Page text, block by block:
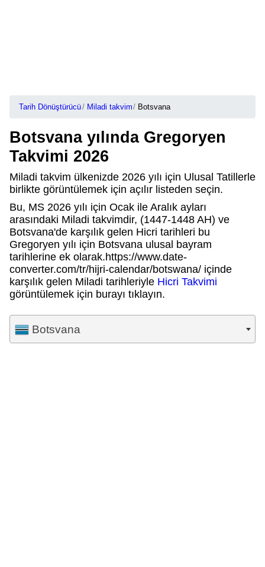
Tarih Dönüştürücü Miladi takvim Botsvana
Botsvana yılında Gregoryen
Takvimi 2026
Miladi takvim ülkenizde 2026 yılı için Ulusal Tatillerle
birlikte görüntülemek için açılır listeden seçin.
Bu, MS 2026 yılı için Ocak ile Aralık ayları
arasındaki Miladi takvimdir, (1447-1448 AH) ve
Botsvana'de karşılık gelen Hicri tarihleri bu
Gregoryen yılı için Botsvana ulusal bayram
tarihlerine ek olarak.https://www.date-
converter.com/tr/hijri-calendar/botswana/ içinde
karşılık gelen Miladi tarihleriyle Hicri Takvimi
görüntülemek için burayı tıklayın.
Botsvana